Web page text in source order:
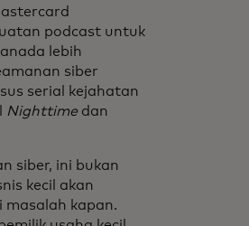
podcast untuk
lebih
siber
serial kejahatan
Nighttime dan
siber, ini bukan
kecil akan
masalah kapan.